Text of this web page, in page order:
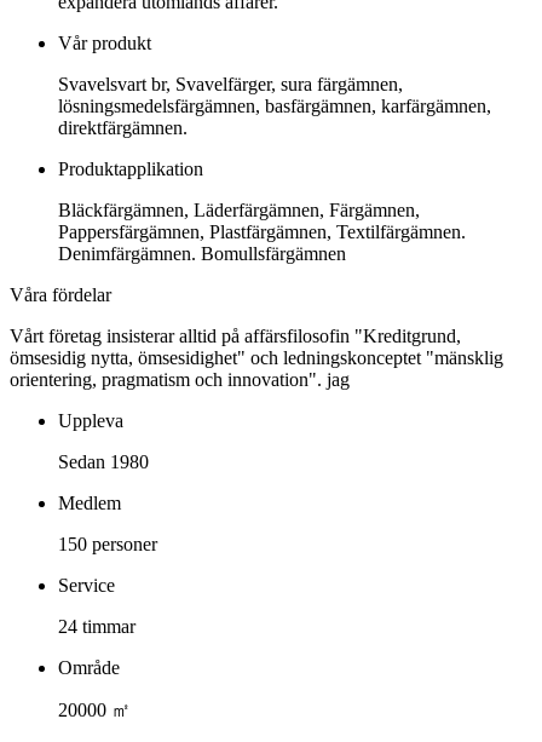
Vår produkt
Svavelsvart br, Svavelfärger, sura färgämnen,
lösningsmedelsfärgämnen, basfärgämnen, karfärgämnen,
direktfärgämnen.
Produktapplikation
Bläckfärgämnen, Läderfärgämnen, Färgämnen,
Pappersfärgämnen, Plastfärgämnen, Textilfärgämnen.
Denimfärgämnen. Bomullsfärgämnen
Våra fördelar
Vårt företag insisterar alltid på affärsfilosofin "Kreditgrund,
ömsesidig nytta, ömsesidighet" och ledningskonceptet "mänsklig
orientering, pragmatism och innovation". jag
Uppleva
Sedan 1980
Medlem
150 personer
Service
24 timmar
Område
20000 ㎡